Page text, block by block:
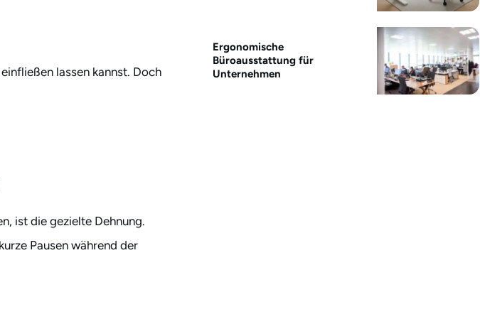
lassen kannst. Doch
ist die gezielte Dehnung.
Pausen während der
Ergonomische
Büroausstattung für
Unternehmen